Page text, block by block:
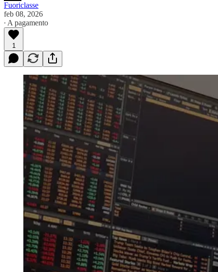
Fuoriclasse
feb 08, 2026
∙ A pagamento
1